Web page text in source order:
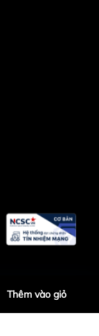
lòng cọc
Thêm vào giỏ